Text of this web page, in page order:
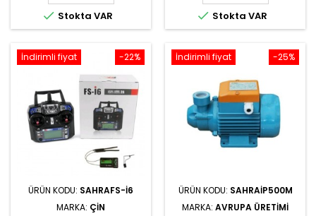
 Stokta VAR  Stokta VAR
-22%
İndirimli fiyat
ÜRÜN KODU: SAHRAFS-I6
MARKA: ÇIN
-25%
İndirimli fiyat
ÜRÜN KODU: SAHRAIP500M
MARKA: AVRUPA ÜRETIMI